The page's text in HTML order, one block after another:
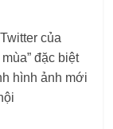
của
đặc biệt
hình ảnh mới